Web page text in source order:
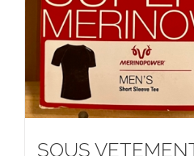
SOUS